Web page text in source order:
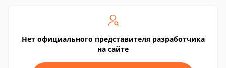
Нет официального представителя разработчика
на сайте